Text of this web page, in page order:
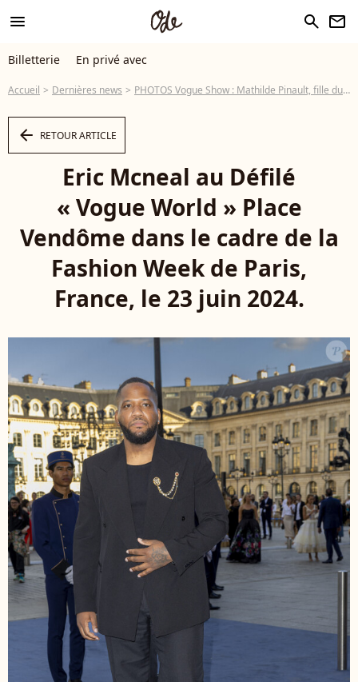
menu search newsletter
Billetterie En privé avec
Accueil Dernières news PHOTOS Vogue Show : Mathilde Pinault, fille du milliardaire français, tout en dentelle comme une autre star hollywoodienne
arrow_left RETOUR ARTICLE
Eric Mcneal au Défilé
« Vogue World » Place
Vendôme dans le cadre de la
Fashion Week de Paris,
France, le 23 juin 2024.